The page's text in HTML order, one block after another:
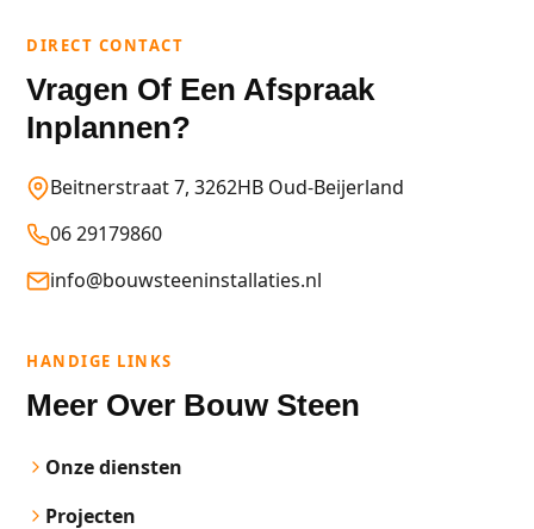
DIRECT CONTACT
Vragen Of Een Afspraak
Inplannen?
Beitnerstraat 7, 3262HB Oud-Beijerland
06 29179860
info@bouwsteeninstallaties.nl
HANDIGE LINKS
Meer Over Bouw Steen
Onze diensten
Projecten